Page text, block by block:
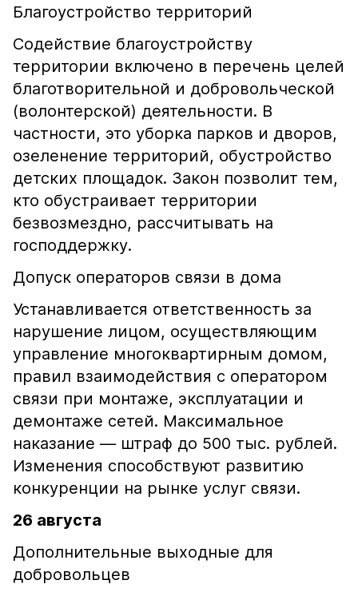
Благоустройство территорий
Содействие благоустройству
территории включено в перечень целей
благотворительной и добровольческой
(волонтерской) деятельности. В
частности, это уборка парков и дворов,
озеленение территорий, обустройство
детских площадок. Закон позволит тем,
кто обустраивает территории
безвозмездно, рассчитывать на
господдержку.
Допуск операторов связи в дома
Устанавливается ответственность за
нарушение лицом, осуществляющим
управление многоквартирным домом,
правил взаимодействия с оператором
связи при монтаже, эксплуатации и
демонтаже сетей. Максимальное
наказание — штраф до 500 тыс. рублей.
Изменения способствуют развитию
конкуренции на рынке услуг связи.
26 августа
Дополнительные выходные для
добровольцев